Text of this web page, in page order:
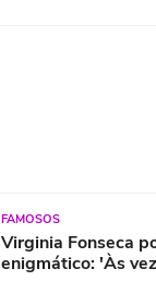
FAMOSOS
Virginia Fonseca
enigmático: 'Às